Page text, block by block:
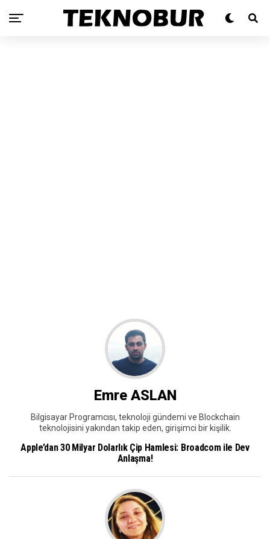
Emre ASLAN
Bilgisayar Programcısı, teknoloji gündemi ve Blockchain
teknolojisini yakından takip eden, girişimci bir kişilik.
Apple’dan 30 Milyar Dolarlık Çip Hamlesi: Broadcom ile Dev
Anlaşma!